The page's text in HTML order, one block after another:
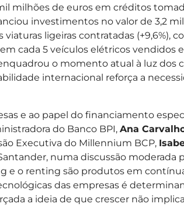
milhões de euros em créditos
investimentos no valor de 3,2
ligeiras contratadas (+9,6%),
cada 5 veículos elétricos
o momento atual à luz
internacional reforça a
e ao papel do financiamento
do Banco BPI,Ana
Executiva do Millennium BCP,
numa discussão moderada
e o renting são produtos em
das empresas é
a ideia de que crescer não